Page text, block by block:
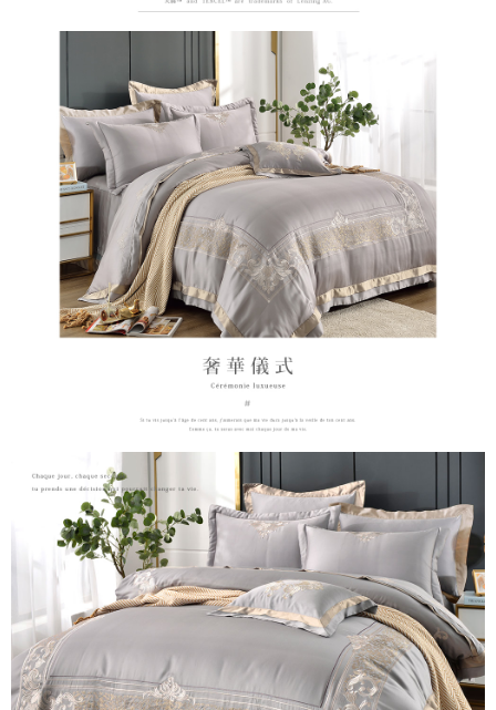
３．未成年的使用者請事先徵得法定代理人或監護人之同意方可使用
「AFTEE先享後付」，若未經同意申辦者引起之損失，本公司不負相關責
４．使用「AFTEE先享後付」時，將依據個別帳號之用戶狀況，依本公司即
時審查核予不同之上限額度；若仍有額度不足之情形，本公司將視審查結果
請求用戶進行身份認證。
５．嚴禁一人註冊多個帳號或使用他人資訊註冊。若發現惡意使用之情形，
恩沛科技股份有限公司將有權停止該用戶之使用額度並採取法律行動。